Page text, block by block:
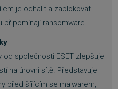
je odhalit a zablokovat
připomínají ransomware.
od společnosti ESET zlepšuje
na úrovni sítě. Představuje
před šířícím se malwarem,